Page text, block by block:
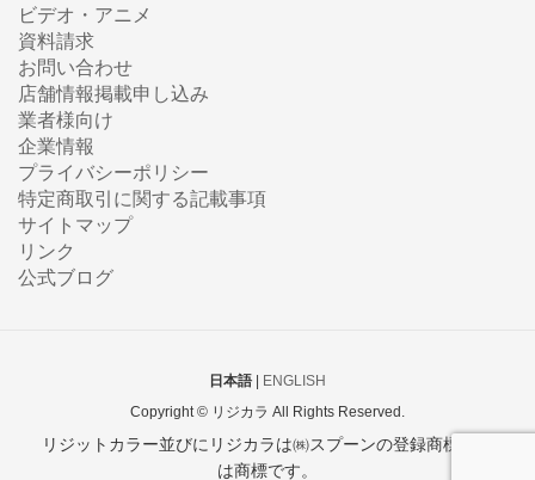
ビデオ・アニメ
資料請求
お問い合わせ
店舗情報掲載申し込み
業者様向け
企業情報
プライバシーポリシー
特定商取引に関する記載事項
サイトマップ
リンク
公式ブログ
日本語 | ENGLISH
Copyright © リジカラ All Rights Reserved.
リジットカラー並びにリジカラは㈱スプーンの登録商標また
は商標です。